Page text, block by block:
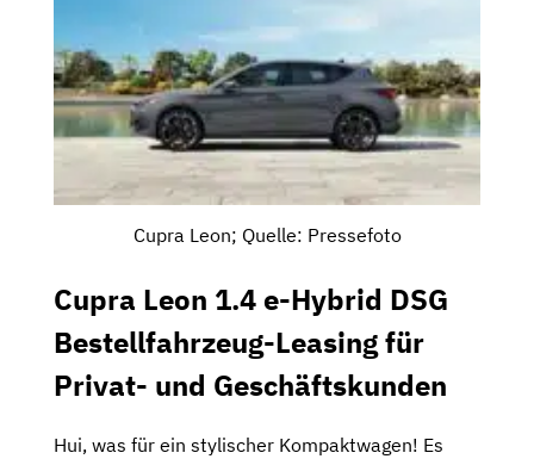
Cupra Leon; Quelle: Pressefoto
Cupra Leon 1.4 e-Hybrid DSG
Bestellfahrzeug-Leasing für
Privat- und Geschäftskunden
Hui, was für ein stylischer Kompaktwagen! Es